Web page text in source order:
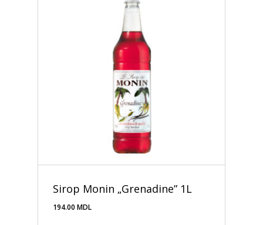
Sirop Monin „Grenadine” 1L
194.00 MDL